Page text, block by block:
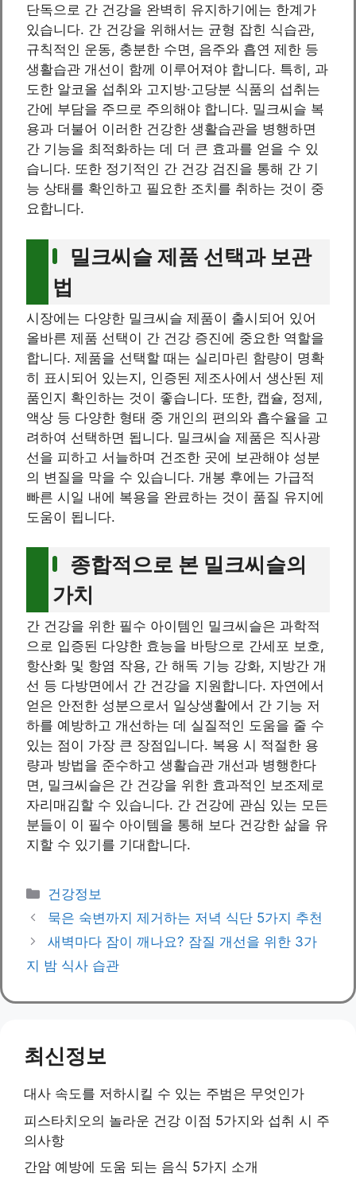
단독으로 간 건강을 완벽히 유지하기에는 한계가
있습니다. 간 건강을 위해서는 균형 잡힌 식습관,
규칙적인 운동, 충분한 수면, 음주와 흡연 제한 등
생활습관 개선이 함께 이루어져야 합니다. 특히, 과
도한 알코올 섭취와 고지방·고당분 식품의 섭취는
간에 부담을 주므로 주의해야 합니다. 밀크씨슬 복
용과 더불어 이러한 건강한 생활습관을 병행하면
간 기능을 최적화하는 데 더 큰 효과를 얻을 수 있
습니다. 또한 정기적인 간 건강 검진을 통해 간 기
능 상태를 확인하고 필요한 조치를 취하는 것이 중
요합니다.
밀크씨슬 제품 선택과 보관
법
시장에는 다양한 밀크씨슬 제품이 출시되어 있어
올바른 제품 선택이 간 건강 증진에 중요한 역할을
합니다. 제품을 선택할 때는 실리마린 함량이 명확
히 표시되어 있는지, 인증된 제조사에서 생산된 제
품인지 확인하는 것이 좋습니다. 또한, 캡슐, 정제,
액상 등 다양한 형태 중 개인의 편의와 흡수율을 고
려하여 선택하면 됩니다. 밀크씨슬 제품은 직사광
선을 피하고 서늘하며 건조한 곳에 보관해야 성분
의 변질을 막을 수 있습니다. 개봉 후에는 가급적
빠른 시일 내에 복용을 완료하는 것이 품질 유지에
도움이 됩니다.
종합적으로 본 밀크씨슬의
가치
간 건강을 위한 필수 아이템인 밀크씨슬은 과학적
으로 입증된 다양한 효능을 바탕으로 간세포 보호,
항산화 및 항염 작용, 간 해독 기능 강화, 지방간 개
선 등 다방면에서 간 건강을 지원합니다. 자연에서
얻은 안전한 성분으로서 일상생활에서 간 기능 저
하를 예방하고 개선하는 데 실질적인 도움을 줄 수
있는 점이 가장 큰 장점입니다. 복용 시 적절한 용
량과 방법을 준수하고 생활습관 개선과 병행한다
면, 밀크씨슬은 간 건강을 위한 효과적인 보조제로
자리매김할 수 있습니다. 간 건강에 관심 있는 모든
분들이 이 필수 아이템을 통해 보다 건강한 삶을 유
지할 수 있기를 기대합니다.
Categories
건강정보
묵은 숙변까지 제거하는 저녁 식단 5가지 추천
새벽마다 잠이 깨나요? 잠질 개선을 위한 3가
지 밤 식사 습관
최신정보
대사 속도를 저하시킬 수 있는 주범은 무엇인가
피스타치오의 놀라운 건강 이점 5가지와 섭취 시 주
의사항
간암 예방에 도움 되는 음식 5가지 소개